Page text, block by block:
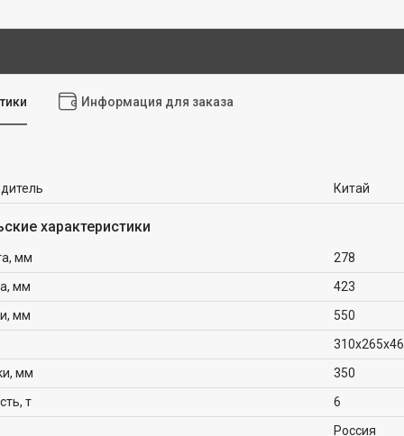
Информация для заказа
Китай
характеристики
мм
278
мм
423
мм
550
мм
350
т
6
Россия